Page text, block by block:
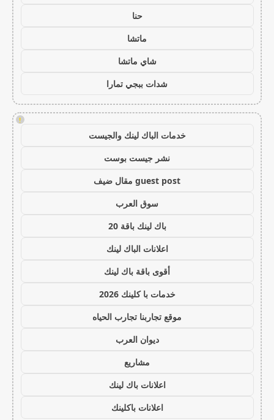
حنا
ماتشا
شاي ماتشا
شدات ببجي تمارا
!
خدمات الباك لينك والجيست
نشر جيست بوست
guest post مقال ضيف
سوق العرب
باك لينك باقة 20
اعلانات الباك لينك
أقوى باقة باك لينك
خدمات با كلينك 2026
موقع تجاربنا تجارب الحياه
ديوان العرب
مشاريع
اعلانات باك لينك
اعلانات باكلينك